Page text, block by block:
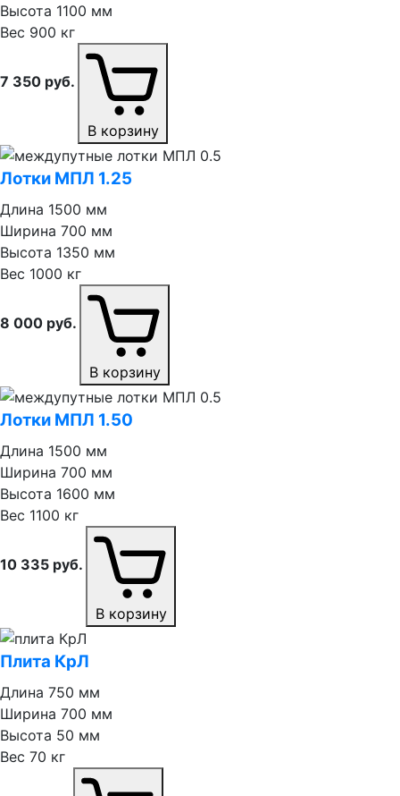
Высота 1100 мм
Вес 900 кг
7 350 руб.
В корзину
Лотки МПЛ 1.25
Длина 1500 мм
Ширина 700 мм
Высота 1350 мм
Вес 1000 кг
8 000 руб.
В корзину
Лотки МПЛ 1.50
Длина 1500 мм
Ширина 700 мм
Высота 1600 мм
Вес 1100 кг
10 335 руб.
В корзину
Плита КрЛ
Длина 750 мм
Ширина 700 мм
Высота 50 мм
Вес 70 кг